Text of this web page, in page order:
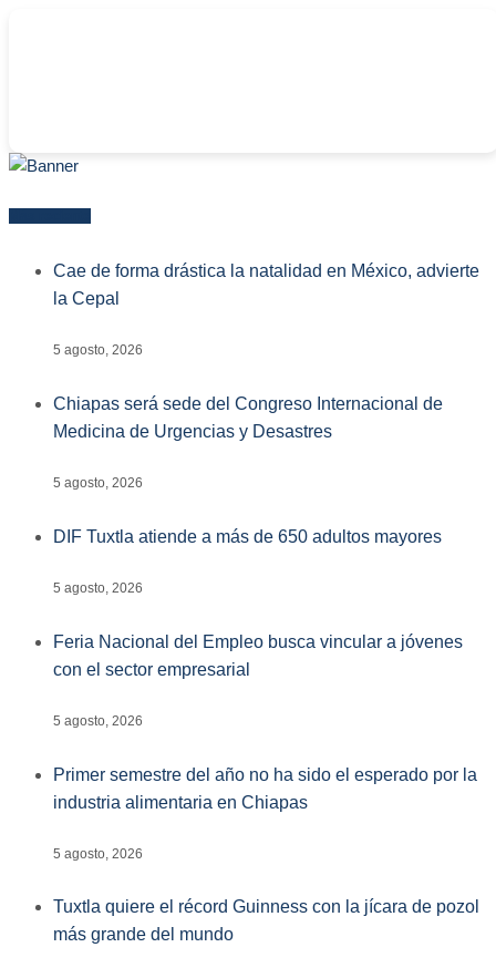
Cae de forma drástica la natalidad en México, advierte
la Cepal
5 agosto, 2026
Chiapas será sede del Congreso Internacional de
Medicina de Urgencias y Desastres
5 agosto, 2026
DIF Tuxtla atiende a más de 650 adultos mayores
5 agosto, 2026
Feria Nacional del Empleo busca vincular a jóvenes
con el sector empresarial
5 agosto, 2026
Primer semestre del año no ha sido el esperado por la
industria alimentaria en Chiapas
5 agosto, 2026
Tuxtla quiere el récord Guinness con la jícara de pozol
más grande del mundo